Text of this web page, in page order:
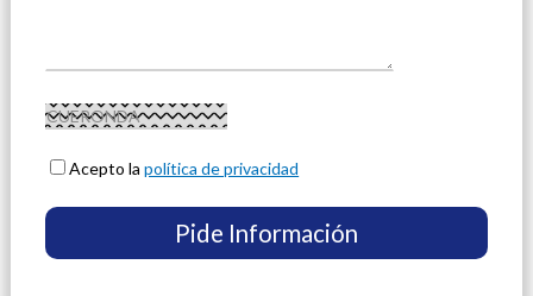
Acepto lapolítica de privacidad